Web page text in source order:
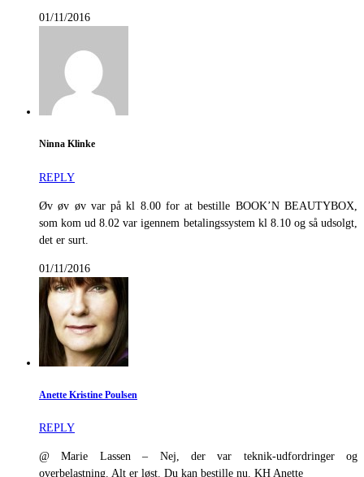
01/11/2016
Ninna Klinke
REPLY
Øv øv øv var på kl 8.00 for at bestille BOOK’N BEAUTYBOX,
som kom ud 8.02 var igennem betalingssystem kl 8.10 og så udsolgt,
det er surt.
01/11/2016
Anette Kristine Poulsen
REPLY
@ Marie Lassen – Nej, der var teknik-udfordringer og
overbelastning. Alt er løst. Du kan bestille nu. KH Anette